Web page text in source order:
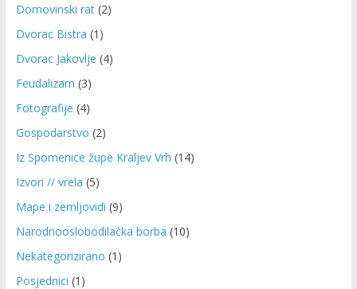
Domovinski rat(2)
Dvorac Bistra (1)
Dvorac Jakovlje (4)
Feudalizam (3)
Fotografije (4)
Gospodarstvo (2)
Iz Spomenice župe Kraljev Vrh (14)
Izvori // vrela (5)
Mape i zemljovidi (9)
Narodnooslobodilačka borba (10)
Nekategorizirano (1)
Posjednici (1)